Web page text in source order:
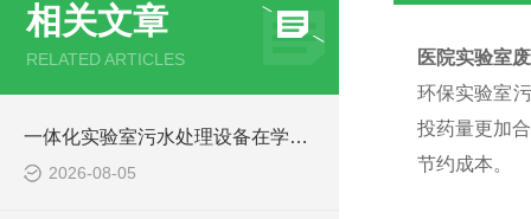
相关文章
RELATED ARTICLES
一体化实验室污水处理设备在学校化学实验室的应用
2026-08-05
医院实验室
环保实验室
投药量更加
节约成本。